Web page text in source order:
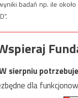
badań np. ile
sierpniu
dla